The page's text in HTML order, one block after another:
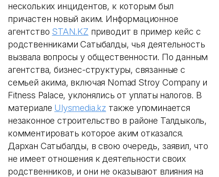
нескольких инцидентов, к которым был
причастен новый аким. Информационное
агентство STAN.KZ приводит в пример кейс с
родственниками Сатыбалды, чья деятельность
вызвала вопросы у общественности. По данным
агентства, бизнес-структуры, связанные с
семьей акима, включая Nomad Stroy Company и
Fitness Palace, уклонялись от уплаты налогов. В
материале Ulysmedia.kz также упоминается
незаконное строительство в районе Талдыколь,
комментировать которое аким отказался.
Дархан Сатыбалды, в свою очередь, заявил, что
не имеет отношения к деятельности своих
родственников, и они не оказывают влияния на